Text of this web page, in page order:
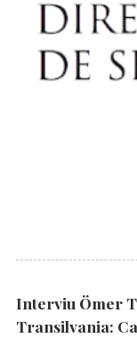
Interviu Ömer
Transilvania: